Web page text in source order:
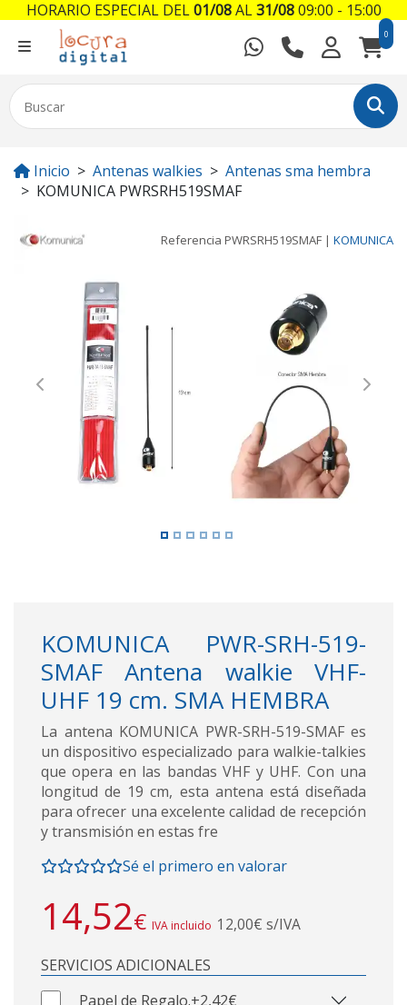
0
Inicio Antenas walkies
Antenas sma hembra
KOMUNICA PWRSRH519SMAF
Referencia PWRSRH519SMAF | KOMUNICA
Previous Next
KOMUNICA PWR-SRH-519-
SMAF Antena walkie VHF-
UHF 19 cm. SMA HEMBRA
La antena KOMUNICA PWR-SRH-519-SMAF es
un dispositivo especializado para walkie-talkies
que opera en las bandas VHF y UHF. Con una
longitud de 19 cm, esta antena está diseñada
para ofrecer una excelente calidad de recepción
y transmisión en estas fre
Sé el primero en valorar
14,52€ IVA incluido 12,00€ s/IVA
SERVICIOS ADICIONALES
Papel de Regalo.+2,42€
HORARIO ESPECIAL DEL01/08AL31/0809:00 - 15:00